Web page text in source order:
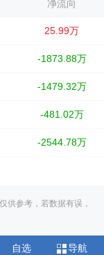
净流向
25.99万
-1873.88万
-1479.32万
-481.02万
-2544.78万
供参考，若数据有误，
自选 导航